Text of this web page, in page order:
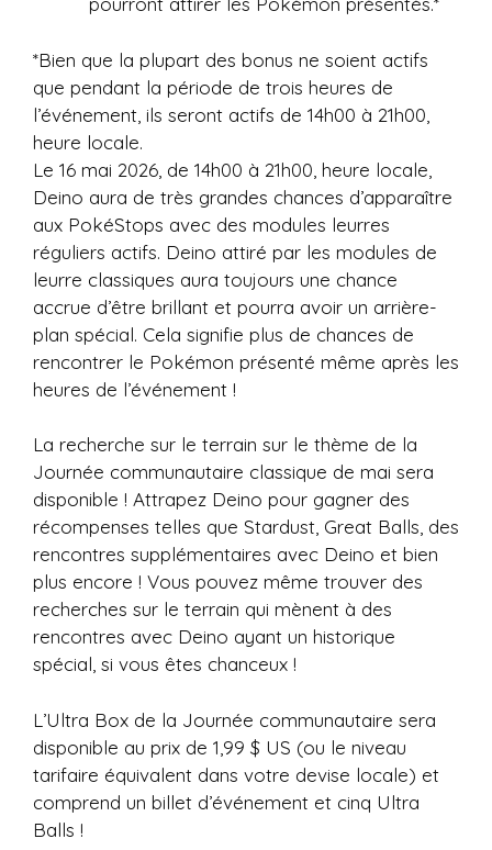
*Bien que la plupart des bonus ne soient actifs
que pendant la période de trois heures de
l’événement, ils seront actifs de 14h00 à 21h00,
heure locale.
Le 16 mai 2026, de 14h00 à 21h00, heure locale,
Deino aura de très grandes chances d’apparaître
aux PokéStops avec des modules leurres
réguliers actifs. Deino attiré par les modules de
leurre classiques aura toujours une chance
accrue d’être brillant et pourra avoir un arrière-
plan spécial. Cela signifie plus de chances de
rencontrer le Pokémon présenté même après les
heures de l’événement !
La recherche sur le terrain sur le thème de la
Journée communautaire classique de mai sera
disponible ! Attrapez Deino pour gagner des
récompenses telles que Stardust, Great Balls, des
rencontres supplémentaires avec Deino et bien
plus encore ! Vous pouvez même trouver des
recherches sur le terrain qui mènent à des
rencontres avec Deino ayant un historique
spécial, si vous êtes chanceux !
L’Ultra Box de la Journée communautaire sera
disponible au prix de 1,99 $ US (ou le niveau
tarifaire équivalent dans votre devise locale) et
comprend un billet d’événement et cinq Ultra
Balls !